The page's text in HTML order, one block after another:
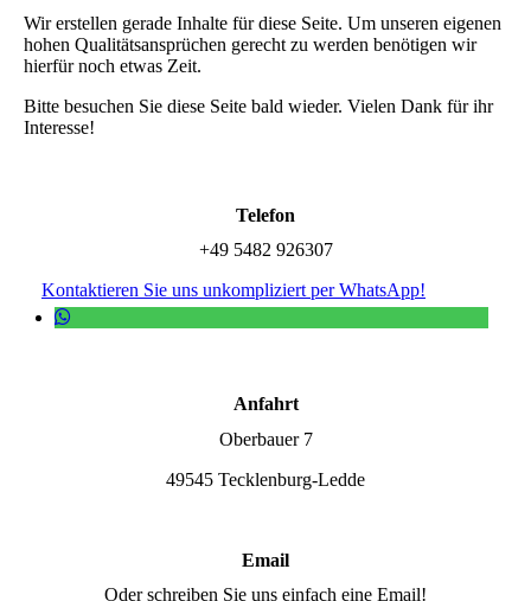
Wir erstellen gerade Inhalte für diese Seite. Um unseren eigenen
hohen Qualitätsansprüchen gerecht zu werden benötigen wir
hierfür noch etwas Zeit.
Bitte besuchen Sie diese Seite bald wieder. Vielen Dank für ihr
Interesse!
Telefon
+49 5482 926307
Kontaktieren Sie uns unkompliziert per WhatsApp!
Anfahrt
Oberbauer 7
49545 Tecklenburg-Ledde
Email
Oder schreiben Sie uns einfach eine Email!